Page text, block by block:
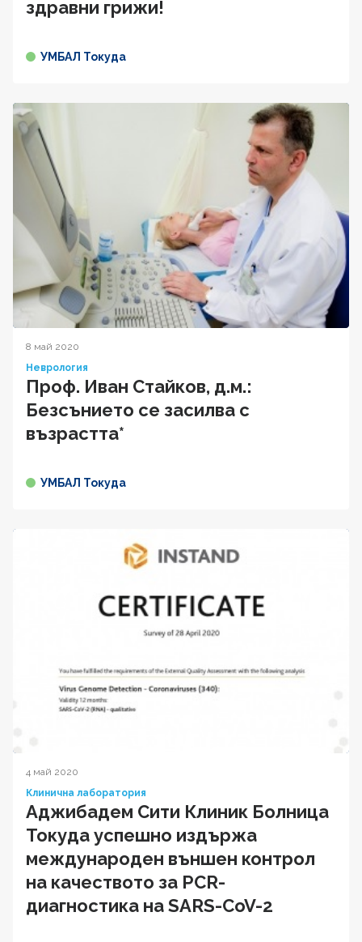
здравни грижи!
УМБАЛ Токуда
8 май 2020
Неврология
Проф. Иван Cтaйкoв, д.м.:
Безсънието се засилва с
възрастта*
УМБАЛ Токуда
4 май 2020
Клинична лаборатория
Аджибадем Сити Клиник Болница
Токуда успешно издържа
международен външен контрол
на качеството за PCR-
диагностика на SARS-CoV-2